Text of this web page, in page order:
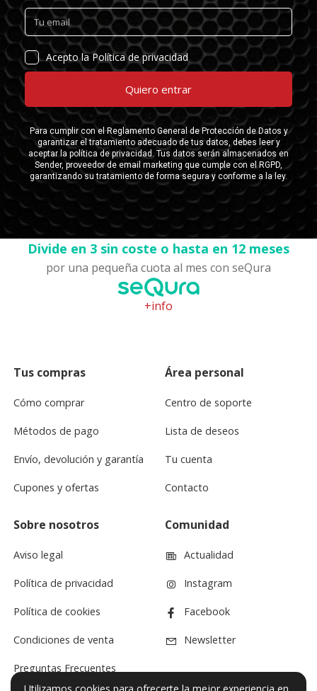
Divide en 3 sin coste o hasta en 12 meses
por una pequeña cuota al mes con seQura
+info
Tus compras
Cómo comprar
Métodos de pago
Envío, devolución y garantía
Cupones y ofertas
Área personal
Centro de soporte
Lista de deseos
Tu cuenta
Contacto
Sobre nosotros
Aviso legal
Política de privacidad
Política de cookies
Condiciones de venta
Preguntas Frecuentes
Comunidad
Actualidad
Instagram
Facebook
Newsletter